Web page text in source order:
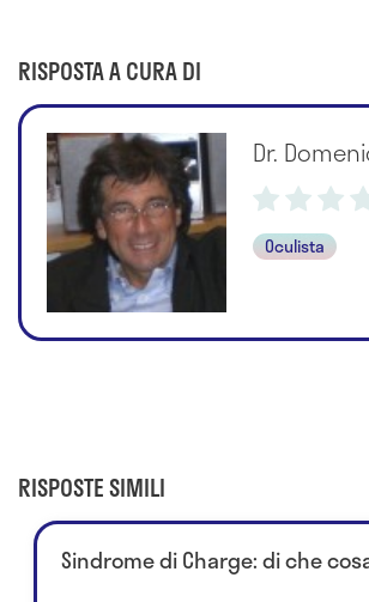
RISPOSTA A CURA DI
Dr.
Oculista
RISPOSTE SIMILI
Sindrome di Charge: di che